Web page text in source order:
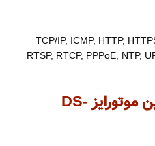
TCP/IP, ICMP, HTTP,
RTSP, RTCP, PPPoE, NTP,
مشخصات فیزیکی دوربین موتورایز DS-